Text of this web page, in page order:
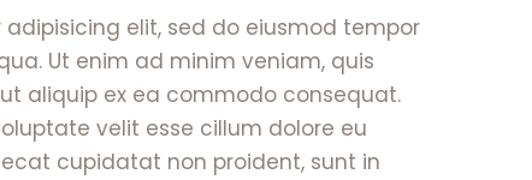
elit, sed do eiusmod tempor
Ut enim ad minim veniam, quis
aliquip ex ea commodo consequat.
velit esse cillum dolore eu
cupidatat non proident, sunt in